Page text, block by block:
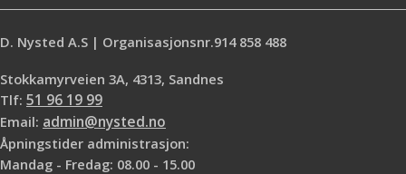
D. Nysted A.S | Organisasjonsnr.914 858 488
Stokkamyrveien 3A, 4313, Sandnes
Tlf: 51 96 19 99
Email: admin@nysted.no
Åpningstider administrasjon:
Mandag - Fredag: 08.00 - 15.00